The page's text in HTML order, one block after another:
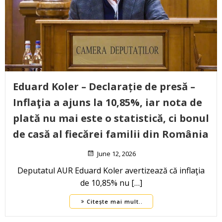
Eduard Koler – Declarație de presă –
Inflaţia a ajuns la 10,85%, iar nota de
plată nu mai este o statistică, ci bonul
de casă al fiecărei familii din România
June 12, 2026
Deputatul AUR Eduard Koler avertizează că inflaţia
de 10,85% nu […]
Citește mai mult..